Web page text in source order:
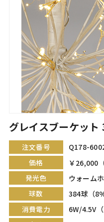
グレイスブーケット
注文番号
Q178-
価格
￥26,000
発光色
ウォーム
球数
384球（
消費電力
6W/4.5V